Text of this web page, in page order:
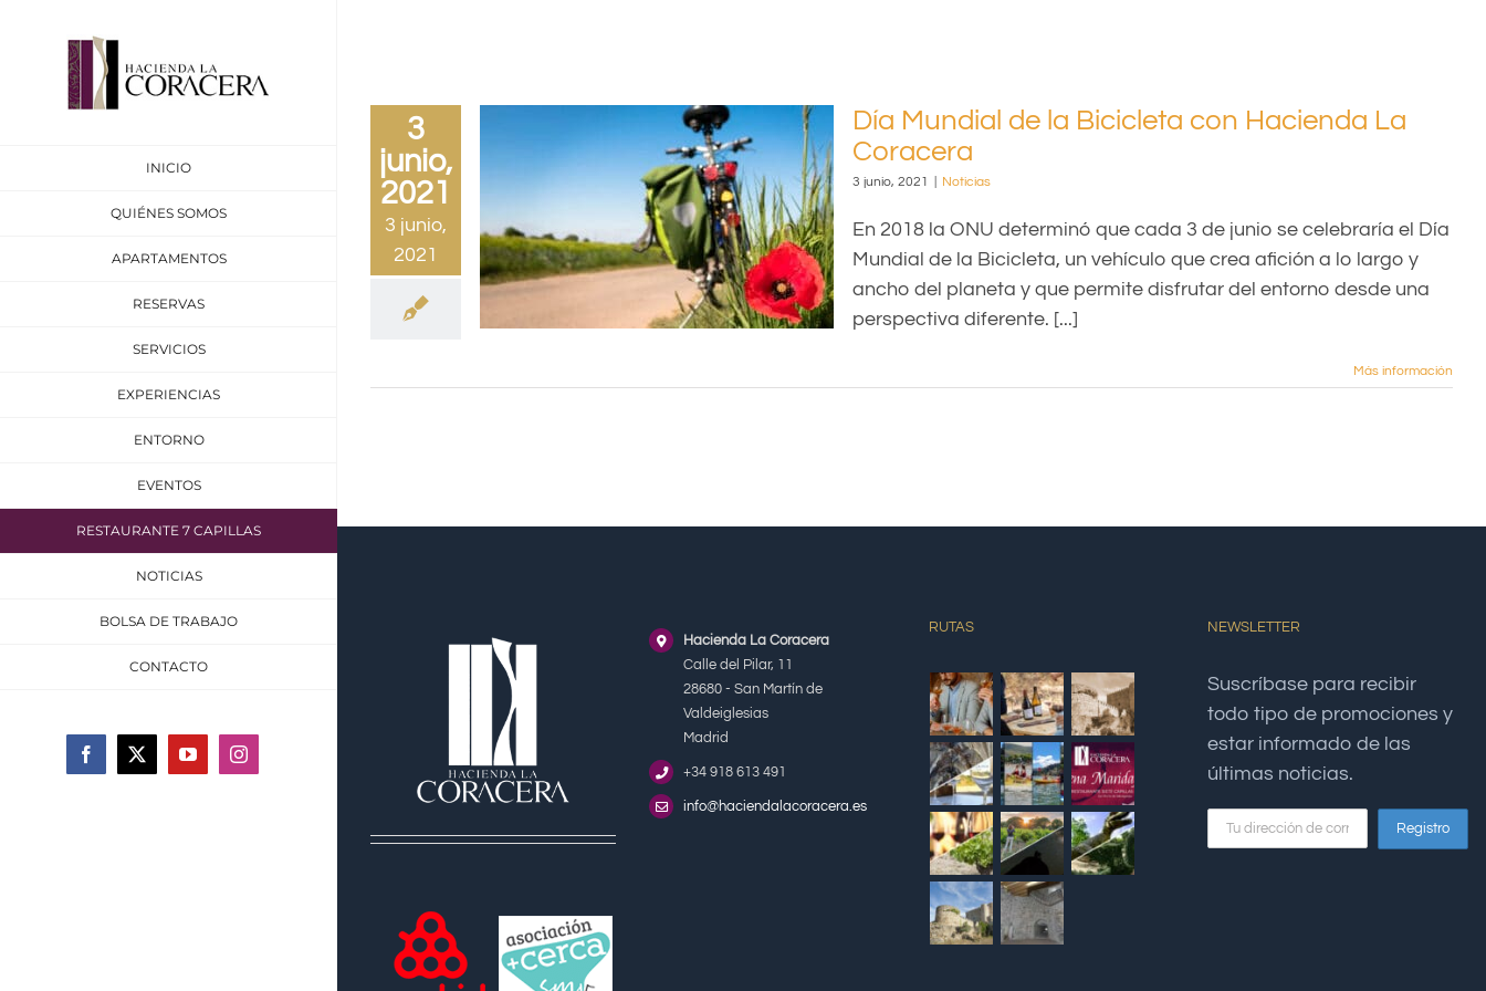
contenido
INICIO
QUIÉNES SOMOS
APARTAMENTOS
RESERVAS
SERVICIOS
EXPERIENCIAS
ENTORNO
EVENTOS
RESTAURANTE 7 CAPILLAS
NOTICIAS
BOLSA DE TRABAJO
CONTACTO
Facebook
X YouTubeInstagram
3
junio,
2021
3 junio,
2021
Día Mundial de la Bicicleta con Hacienda La
Coracera
3 junio, 2021 Noticias
En 2018 la ONU determinó que cada 3 de junio se celebraría el Día
Mundial de la Bicicleta, un vehículo que crea afición a lo largo y
ancho del planeta y que permite disfrutar del entorno desde una
perspectiva diferente. [...]
Más información
Hacienda La Coracera
Calle del Pilar, 11
28680 - San Martín de
Valdeiglesias
Madrid
+34 918 613 491
info@haciendalacoracera.es
RUTAS NEWSLETTER
Suscríbase para recibir
todo tipo de promociones y
estar informado de las
últimas noticias.